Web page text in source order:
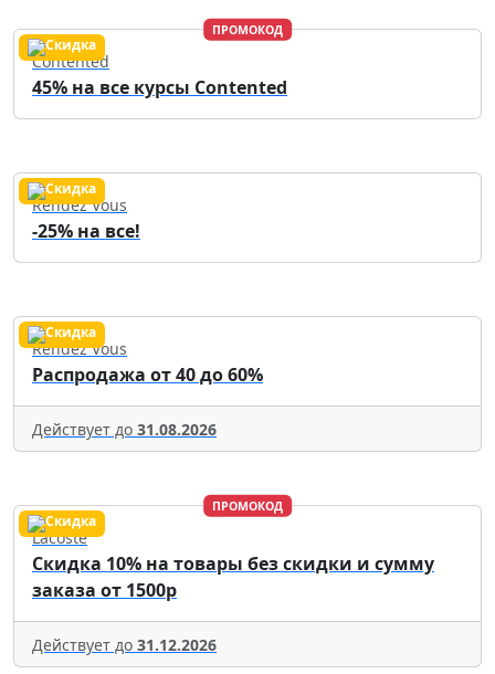
ПРОМОКОД
Contented
45% на все курсы Contented
Rendez Vous
-25% на все!
Rendez Vous
Распродажа от 40 до 60%
Действует до 31.08.2026
ПРОМОКОД
Lacoste
Скидка 10% на товары без скидки и сумму
заказа от 1500р
Действует до 31.12.2026